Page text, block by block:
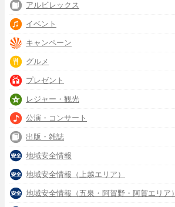
アルビレックス
イベント
キャンペーン
グルメ
プレゼント
レジャー・観光
公演・コンサート
出版・雑誌
地域安全情報
地域安全情報（上越エリア）
地域安全情報（五泉・阿賀野・阿賀エリア）